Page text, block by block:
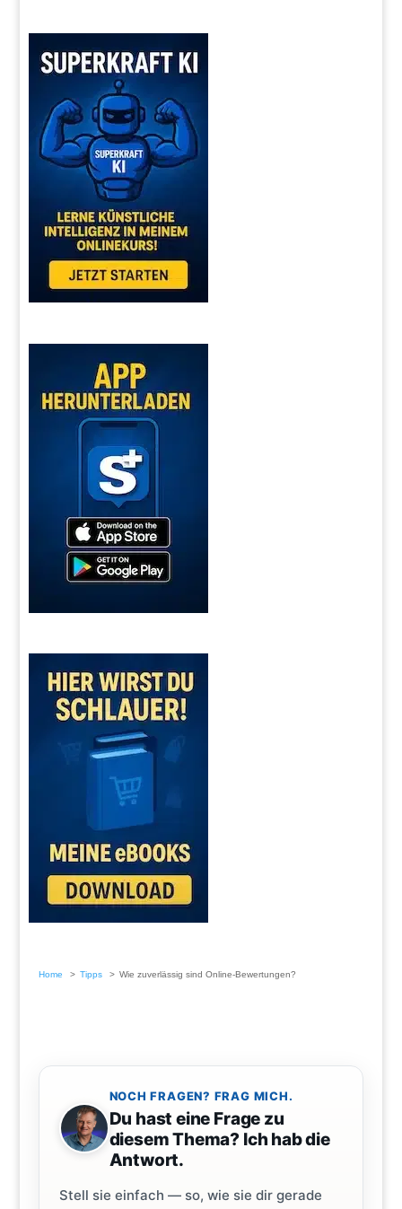
Home Tipps Wie zuverlässig sind Online-Bewertungen?
NOCH FRAGEN? FRAG MICH.
Du hast eine Frage zu
diesem Thema? Ich hab die
Antwort.
Stell sie einfach — so, wie sie dir gerade